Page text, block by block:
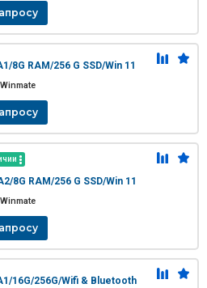
8G RAM/256 G SSD/Win 11
Winmate
8G RAM/256 G SSD/Win 11
Winmate
16G/256G/Wifi & Bluetooth